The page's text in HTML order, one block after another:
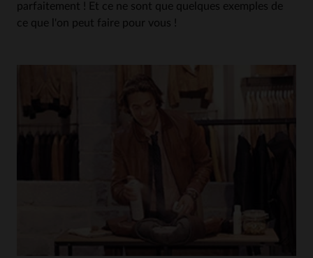
parfaitement ! Et ce ne sont que quelques exemples de
ce que l'on peut faire pour vous !